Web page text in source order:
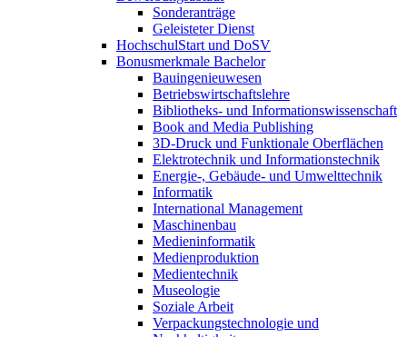
Sonderanträge
Geleisteter Dienst
HochschulStart und DoSV
Bonusmerkmale Bachelor
Bauingenieuwesen
Betriebswirtschaftslehre
Bibliotheks- und Informationswissenschaft
Book and Media Publishing
3D-Druck und Funktionale Oberflächen
Elektrotechnik und Informationstechnik
Energie-, Gebäude- und Umwelttechnik
Informatik
International Management
Maschinenbau
Medieninformatik
Medienproduktion
Medientechnik
Museologie
Soziale Arbeit
Verpackungstechnologie und